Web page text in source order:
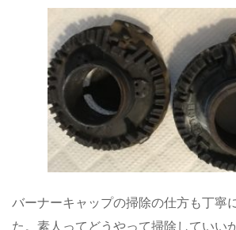
バーナーキャップの掃除の仕方も丁寧
た。素人ってどうやって掃除していい